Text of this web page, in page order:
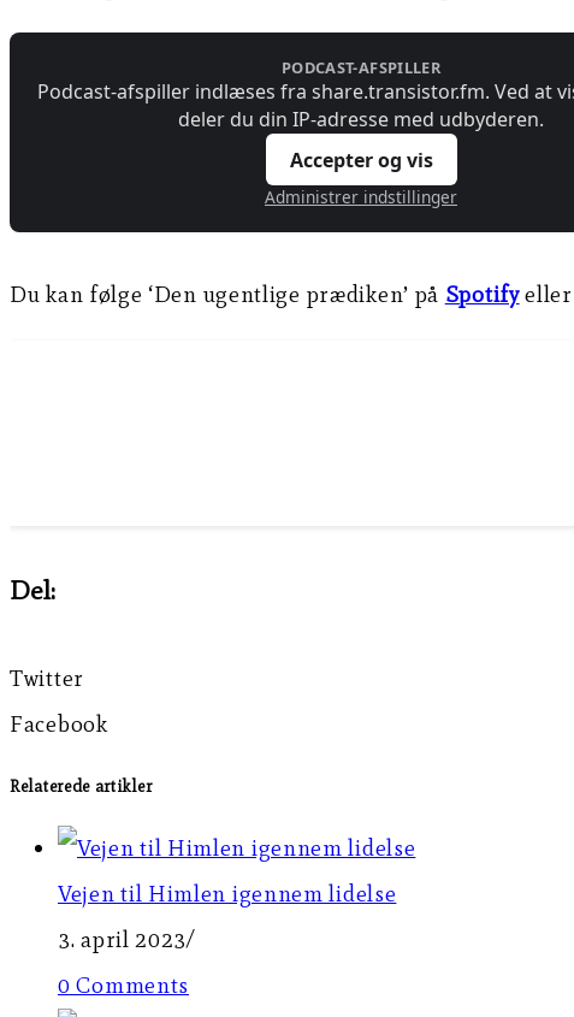
Du kan følge ‘Den ugentlige prædiken’ på Spotify
Del:
Twitter
Facebook
Relaterede artikler
Vejen til Himlen igennem lidelse
3. april 2023/
0 Comments